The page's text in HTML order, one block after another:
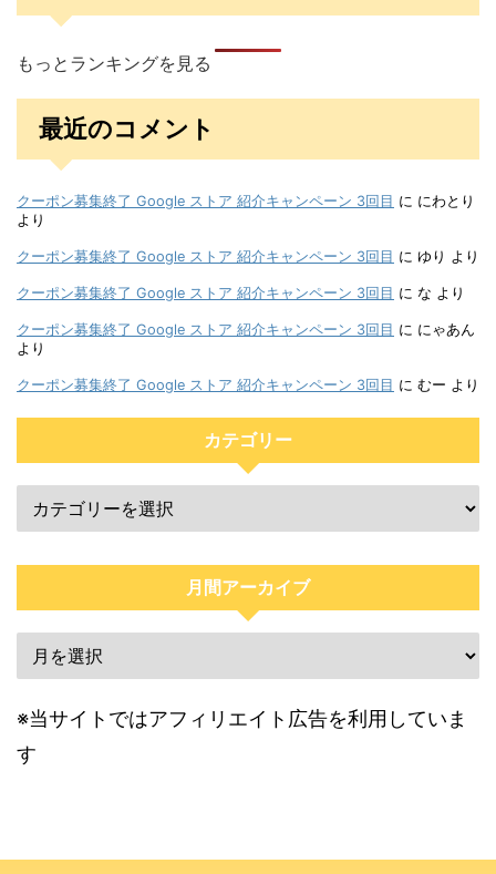
もっとランキングを見る
最近のコメント
クーポン募集終了 Google ストア 紹介キャンペーン 3回目 に にわとり
より
クーポン募集終了 Google ストア 紹介キャンペーン 3回目 に ゆり より
クーポン募集終了 Google ストア 紹介キャンペーン 3回目 に な より
クーポン募集終了 Google ストア 紹介キャンペーン 3回目 に にゃあん
より
クーポン募集終了 Google ストア 紹介キャンペーン 3回目 に むー より
カテゴリー
月間アーカイブ
※当サイトではアフィリエイト広告を利用していま
す